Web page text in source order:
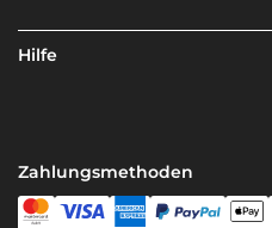
Hilfe
Zahlungsmethoden